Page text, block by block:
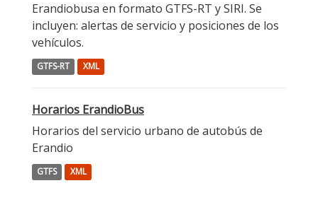
Erandiobusa en formato GTFS-RT y SIRI. Se
incluyen: alertas de servicio y posiciones de los
vehículos.
GTFS-RT XML
Horarios ErandioBus
Horarios del servicio urbano de autobús de
Erandio
GTFS XML